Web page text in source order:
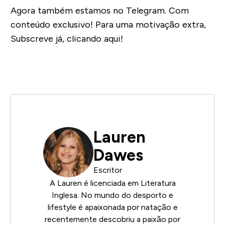
Agora também estamos no Telegram. Com
conteúdo exclusivo! Para uma motivação extra,
Subscreve já, clicando aqui!
Lauren
Dawes
Escritor
A Lauren é licenciada em Literatura
Inglesa. No mundo do desporto e
lifestyle é apaixonada por natação e
recentemente descobriu a paixão por